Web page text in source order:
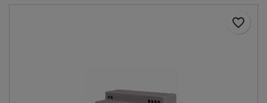
favorite_border